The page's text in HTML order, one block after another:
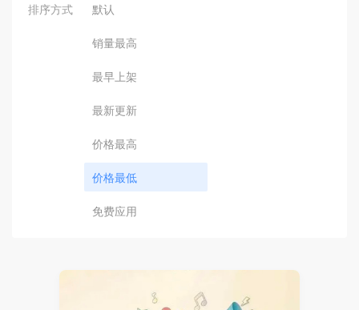
排序方式 默认
销量最高
最早上架
最新更新
价格最高
价格最低
免费应用